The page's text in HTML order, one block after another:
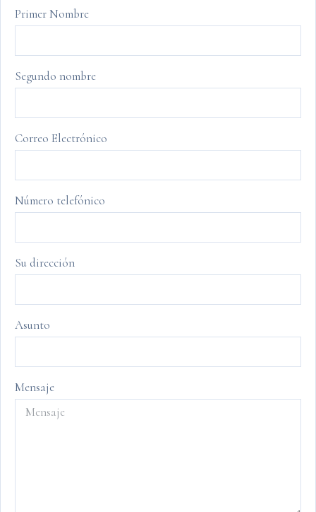
Primer Nombre
Segundo nombre
Correo Electrónico
Número telefónico
Su dirección
Asunto
Mensaje